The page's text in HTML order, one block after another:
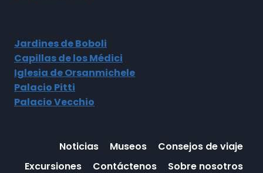
Jardines de Boboli
Capillas de los Médici
Iglesia de Orsanmichele
Palacio Pitti
Palacio Vecchio
Noticias Museos
Consejos de viaje
Excursiones
Contáctenos Sobre nosotros